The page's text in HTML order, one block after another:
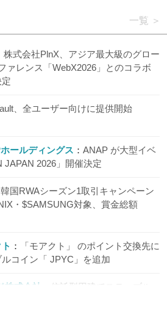
一覧
株式会社PlnX、アジア最大級のグロー
ァレンス「WebX2026」とのコラボ
、全ユーザー向けに提供開始
ールディングス
ANAP が大型イベ
JAPAN 2026」開催決定
国RWAシーズン1取引キャンペーン
・$SAMSUNG対象、賞金総額
「モアクト」 のポイント交換先に
コイン「 JPYC」を追加
株式会社
信託型円建てステーブル